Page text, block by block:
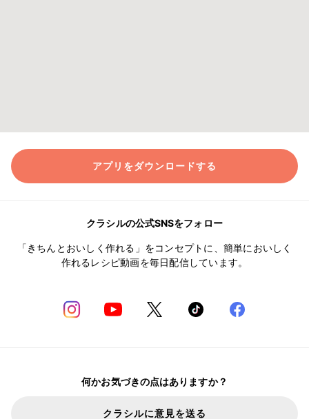
アプリをダウンロードする
クラシルの公式SNSをフォロー
「きちんとおいしく作れる」をコンセプトに、簡単においしく
作れるレシピ動画を毎日配信しています。
何かお気づきの点はありますか？
クラシルに意見を送る